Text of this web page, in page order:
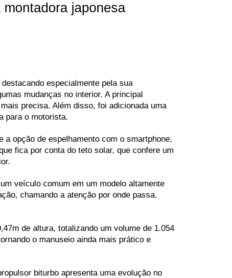
japonesa
especialmente pela sua
mudanças no interior. A principal
precisa. Além disso, foi adicionada uma
para o motorista.
opção de espelhamento com o smartphone,
fica por conta do teto solar, que confere um
veículo comum em um modelo altamente
chamando a atenção por onde passa.
de altura, totalizando um volume de 1.054
o manuseio ainda mais prático e
biturbo apresenta uma evolução no